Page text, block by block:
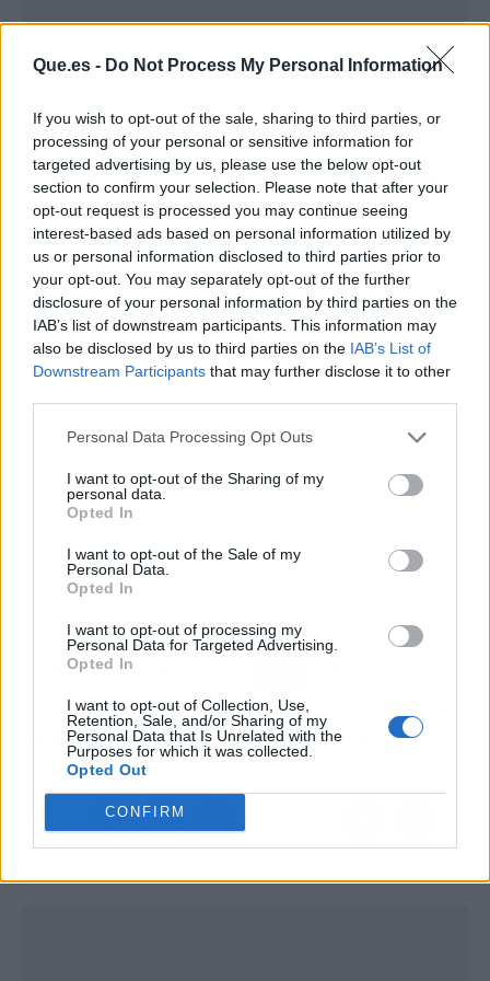
Que.es - Do Not Process My Personal Information
If you wish to opt-out of the sale, sharing to third parties, or
processing of your personal or sensitive information for
targeted advertising by us, please use the below opt-out
section to confirm your selection. Please note that after your
opt-out request is processed you may continue seeing
interest-based ads based on personal information utilized by
us or personal information disclosed to third parties prior to
your opt-out. You may separately opt-out of the further
disclosure of your personal information by third parties on the
IAB’s list of downstream participants. This information may
also be disclosed by us to third parties on the IAB’s List of
Downstream Participants that may further disclose it to other
Personal Data Processing Opt Outs
I want to opt-out of the Sharing of my
personal data.
Opted In
I want to opt-out of the Sale of my
Personal Data.
Opted In
I want to opt-out of processing my
Personal Data for Targeted Advertising.
Opted In
I want to opt-out of Collection, Use,
Retention, Sale, and/or Sharing of my
Personal Data that Is Unrelated with the
Purposes for which it was collected.
Opted Out
CONFIRM
Publicidad
Artículo anterior
CERMI, ONCE, Notariado y
favorecer la inclusión de
personas con discapacidad
Artículo siguiente
Donaciones es "positivo
para todos"